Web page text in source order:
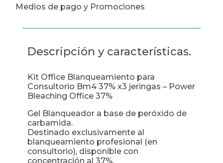
Medios de pago y Promociones
Descripción y características.
Kit Office Blanqueamiento para
Consultorio Bm4 37% x3 jeringas – Power
Bleaching Office 37%
Gel Blanqueador a base de peróxido de
carbamida.
Destinado exclusivamente al
blanqueamiento profesional (en
consultorio), disponible con
concentración al 37%.